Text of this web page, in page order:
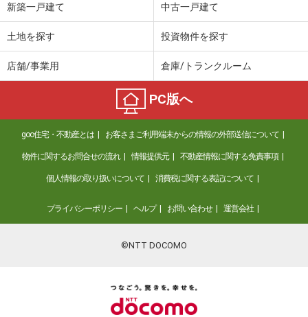
新築一戸建て 中古一戸建て
土地を探す 投資物件を探す
店舗/事業用 倉庫/トランクルーム
PC版へ
goo住宅・不動産とは お客さまご利用端末からの情報の外部送信について
物件に関するお問合せの流れ 情報提供元 不動産情報に関する免責事項
個人情報の取り扱いについて 消費税に関する表記について
プライバシーポリシー ヘルプ お問い合わせ 運営会社
©NTT DOCOMO